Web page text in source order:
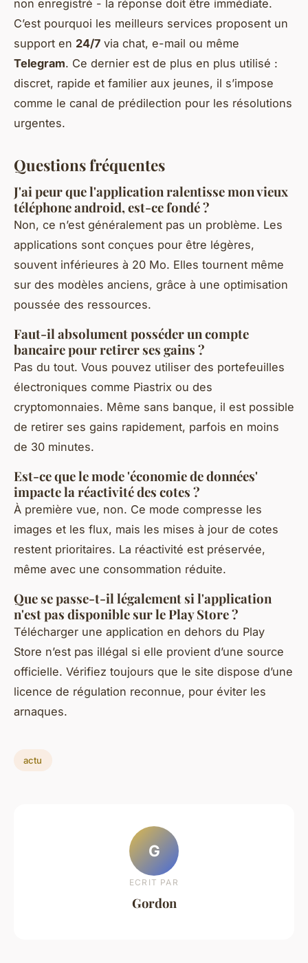
non enregistré - la réponse doit être immédiate.
C’est pourquoi les meilleurs services proposent un
support en 24/7 via chat, e-mail ou même
Telegram. Ce dernier est de plus en plus utilisé :
discret, rapide et familier aux jeunes, il s’impose
comme le canal de prédilection pour les résolutions
urgentes.
Questions fréquentes
J'ai peur que l'application ralentisse mon vieux
téléphone android, est-ce fondé ?
Non, ce n’est généralement pas un problème. Les
applications sont conçues pour être légères,
souvent inférieures à 20 Mo. Elles tournent même
sur des modèles anciens, grâce à une optimisation
poussée des ressources.
Faut-il absolument posséder un compte
bancaire pour retirer ses gains ?
Pas du tout. Vous pouvez utiliser des portefeuilles
électroniques comme Piastrix ou des
cryptomonnaies. Même sans banque, il est possible
de retirer ses gains rapidement, parfois en moins
de 30 minutes.
Est-ce que le mode 'économie de données'
impacte la réactivité des cotes ?
À première vue, non. Ce mode compresse les
images et les flux, mais les mises à jour de cotes
restent prioritaires. La réactivité est préservée,
même avec une consommation réduite.
Que se passe-t-il légalement si l'application
n'est pas disponible sur le Play Store ?
Télécharger une application en dehors du Play
Store n’est pas illégal si elle provient d’une source
officielle. Vérifiez toujours que le site dispose d’une
licence de régulation reconnue, pour éviter les
arnaques.
actu
G
ECRIT PAR
Gordon